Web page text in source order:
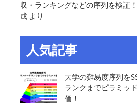
収・ランキングなどの序列を検証！
成 より
人気記事
大学の難易度序列を
ランクまでピラミッ
価！